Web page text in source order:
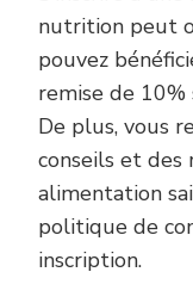
nutrition peut
pouvez
remise de
De plus, vous
conseils et
alimentation
politique de
inscription.